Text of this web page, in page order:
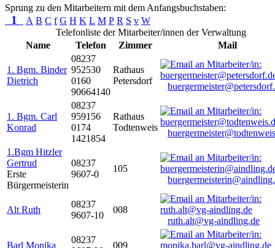
Sprung zu den Mitarbeitern mit dem Anfangsbuchstaben:
1 A B C f G H K L M P R S v W
Telefonliste der Mitarbeiter/innen der Verwaltung
Name
Telefon Zimmer Mail
1. Bgm. Binder
Dietrich
08237
952530
0160
90664140
Rathaus
Petersdorf
1. Bgm. Carl
Konrad
08237
959156
0174
1421854
Rathaus
Todtenweis
1.Bgm Hitzler
Gertrud
Erste
Bürgermeisterin
08237
9607-0
105
Alt Ruth
08237
9607-10
008
ruth.alt@vg-aindling.de
Barl Monika
08237
009